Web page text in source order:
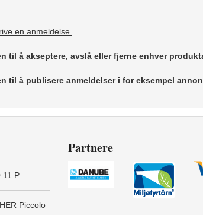
en anmeldelse.
til å akseptere, avslå eller fjerne enhver
til å publisere anmeldelser i for eksempel
P
Piccolo
Partnere